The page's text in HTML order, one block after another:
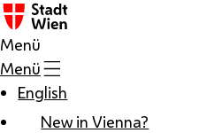
Zum Inhalt
Menü
Menü
English
New in Vienna?